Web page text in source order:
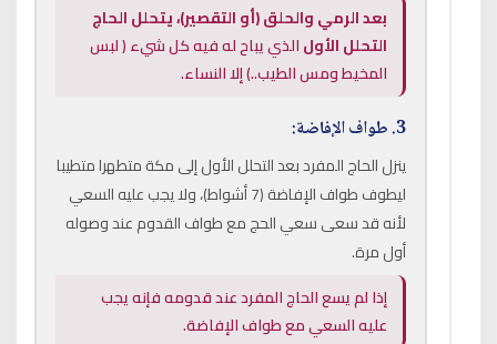
بعد الرمي والحلق (أو التقصير)، يتحلل الحاج
التحلل الأولالذي يباح له فيه كل شيء ( لبس
المخيط ومس الطيب..) إلا النساء.
3. طواف الإفاضة:
ينزل الحاج المفرد بعد التحلل الأول إلى مكة متطهرا متطيبا
ليطوف طواف الإفاضة (7 أشواط)، ولا يجب عليه السعي
لأنه قد سعى سعي الحج مع طواف القدوم عند وصوله
أول مرة.
إذا لم يسع الحاج المفرد عند قدومه فإنه يجب
عليه السعي مع طواف الإفاضة.